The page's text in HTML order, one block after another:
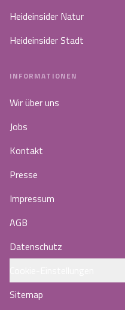
Heideinsider Natur
Heideinsider Stadt
INFORMATIONEN
Wir über uns
Jobs
Kontakt
Presse
Impressum
AGB
Datenschutz
Sitemap